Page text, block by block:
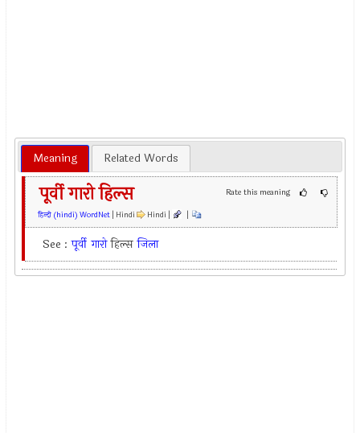
Meaning Related Words
Rate this meaning
पूर्वी गारो हिल्स
हिन्दी (hindi) WordNet | Hindi Hindi | |
See :पूर्वी गारोहिल्सजिला